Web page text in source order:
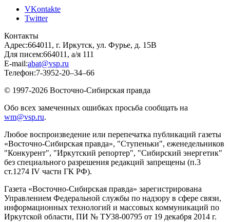
VKontakte
Twitter
Контакты
Адрес:664011, г. Иркутск, ул. Фурье, д. 15В
Для писем:664011, а/я 111
E-mail:abat@vsp.ru
Телефон:7-3952-20–34–66
© 1997-2026 Восточно-Сибирская правда
Обо всех замеченных ошибках просьба сообщать на
wm@vsp.ru.
Любое воспроизведение или перепечатка публикаций газеты
«Восточно-Сибирская правда», "Ступеньки", еженедельников
"Конкурент", "Иркутский репортер", "Сибирский энергетик"
без специального разрешения редакций запрещены (п.3
ст.1274 IV части ГК РФ).
Газета «Восточно-Сибирская правда» зарегистрирована
Управлением Федеральной службы по надзору в сфере связи,
информационных технологий и массовых коммуникаций по
Иркутской области, ПИ № ТУ38-00795 от 19 декабря 2014 г.